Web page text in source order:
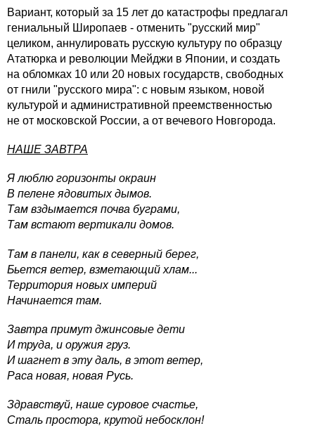
Вариант, который за 15 лет до катастрофы предлагал
гениальный Широпаев - отменить "русский мир"
целиком, аннулировать русскую культуру по образцу
Ататюрка и революции Мейджи в Японии, и создать
на обломках 10 или 20 новых государств, свободных
от гнили "русского мира": с новым языком, новой
культурой и административной преемственностью
не от московской России, а от вечевого Новгорода.
НАШЕ ЗАВТРА
Я люблю горизонты окраин
В пелене ядовитых дымов.
Там вздымается почва буграми,
Там встают вертикали домов.
Там в панели, как в северный берег,
Бьется ветер, взметающий хлам...
Территория новых империй
Начинается там.
Завтра примут джинсовые дети
И труда, и оружия груз.
И шагнет в эту даль, в этот ветер,
Раса новая, новая Русь.
Здравствуй, наше суровое счастье,
Сталь простора, крутой небосклон!